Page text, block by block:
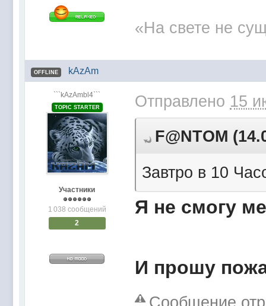
«На свете не
OFFLINE kAzAm
```kAzAmbl4```
TOPIC STARTER
Участники
1 038 сообщений
2
Отправлено 15
F@NTOM
Завтро в 10
Я не смогу
И прошу
Сообщение